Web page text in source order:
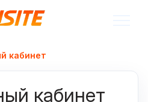
кабинет
кабинет